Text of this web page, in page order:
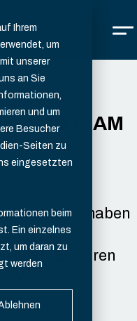
Ihrem
um
unserer
an Sie
und um
Besucher
Seiten zu
eingesetzten
beim
Ein einzelnes
um daran zu
werden
dank CIAM
der Nutzer haben
führt. Erfahren
MFA.